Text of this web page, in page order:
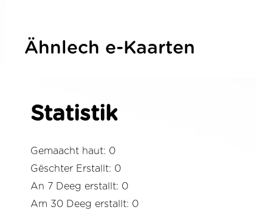
Ähnlech e-Kaarten
Statistik
Gemaacht haut: 0
Gëschter Erstallt: 0
An 7 Deeg erstallt: 0
Am 30 Deeg erstallt: 0